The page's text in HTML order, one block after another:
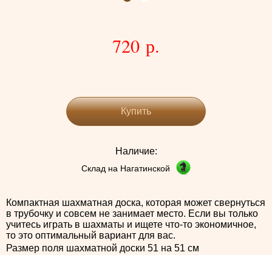
720 р.
Купить
Наличие:
Склад на Нагатинской
Компактная шахматная доска, которая может свернуться
в трубочку и совсем не занимает место. Если вы только
учитесь играть в шахматы и ищете что-то экономичное,
то это оптимальный вариант для вас.
Размер поля шахматной доски 51 на 51 см